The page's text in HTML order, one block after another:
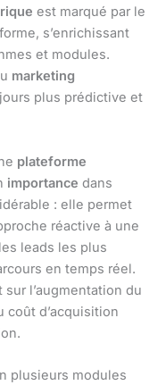
est marqué par le
s’enrichissant
et modules.
marketing
plus prédictive et
plateforme
importance dans
: elle permet
réactive à une
leads les plus
en temps réel.
l’augmentation du
coût d’acquisition
plusieurs modules